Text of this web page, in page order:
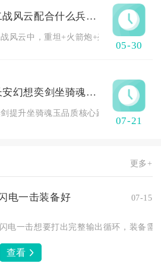
二战风云配合什么兵种战力最强
风云中，重坦+火箭炮+歼击机+特种兵
05-30
长安幻想奕剑坐骑魂玉如何提升品质
提升坐骑魂玉品质核心路径分为碎片
07-21
更多+
电一击装备好 07-15
闪电一击想要打出完整输出循环，装备需
查看